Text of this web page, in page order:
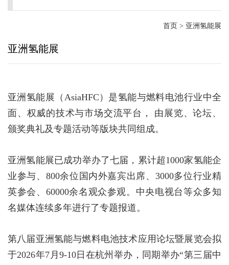
首页 > 亚洲氢能展
亚洲氢能展
亚洲氢能展（AsiaHFC）是氢能与燃料电池行业中全
面、权威的技术与市场交流平台， 由展览、论坛、
颁奖典礼及专题活动等版块共同组成。
亚洲氢能展已成功举办了七届，累计超1000家氢能企
业参与、800余位国内外嘉宾出席、3000多位行业精
英参会、60000余名观众参观。中央电视台等众多知
名媒体连续多年进行了专题报道。
第八届亚洲氢能与燃料电池技术应用论坛暨展览会拟
于2026年7月9-10日在杭州举办，同期举办“第三届中